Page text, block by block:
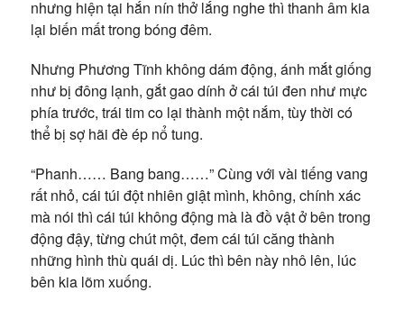
nhưng hiện tại hắn nín thở lắng nghe thì thanh âm kia
lại biến mất trong bóng đêm.
Nhưng Phương Tĩnh không dám động, ánh mắt giống
như bị đông lạnh, gắt gao dính ở cái túi đen như mực
phía trước, trái tim co lại thành một nắm, tùy thời có
thể bị sợ hãi đè ép nổ tung.
“Phanh…… Bang bang……” Cùng với vài tiếng vang
rất nhỏ, cái túi đột nhiên giật mình, không, chính xác
mà nói thì cái túi không động mà là đồ vật ở bên trong
động đậy, từng chút một, đem cái túi căng thành
những hình thù quái dị. Lúc thì bên này nhô lên, lúc
bên kia lõm xuống.